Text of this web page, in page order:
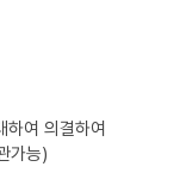
여 의결하여
가능)